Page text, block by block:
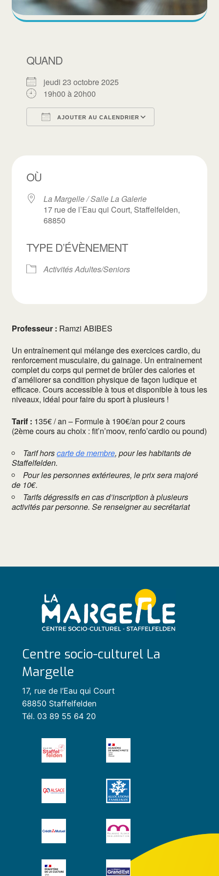
QUAND
jeudi 23 octobre 2025
19h00 à 20h00
AJOUTER AU CALENDRIER
OÙ
La Margelle / Salle La Galerie
17 rue de l’Eau qui Court, Staffelfelden,
68850
TYPE D’ÉVÈNEMENT
Activités Adultes/Seniors
Professeur : Ramzi ABIBES
Un entraînement qui mélange des exercices cardio, du
renforcement musculaire, du gainage. Un entrainement
complet du corps qui permet de brûler des calories et
d’améliorer sa condition physique de façon ludique et
efficace. Cours accessible à tous et disponible à tous les
niveaux, idéal pour faire du sport à plusieurs !
Tarif : 135€ / an – Formule à 190€/an pour 2 cours
(2ème cours au choix : fit’n’moov, renfo’cardio ou pound)
Tarif horscarte de membre, pour les habitants de
Staffelfelden.
Pour les personnes extérieures, le prix sera majoré
de 10€.
Tarifs dégressifs en cas d’inscription à plusieurs
activités par personne. Se renseigner au secrétariat
Centre socio-culturel La
Margelle
17, rue de l’Eau qui Court
68850 Staffelfelden
Tél. 03 89 55 64 20